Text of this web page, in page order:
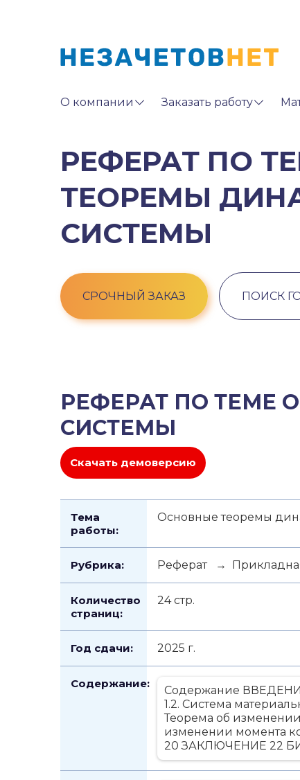
О компании Заказать работу
РЕФЕРАТ ПО
ТЕОРЕМЫ
СИСТЕМЫ
СРОЧНЫЙ ЗАКАЗ ПОИСК
РЕФЕРАТ ПО ТЕМЕ
СИСТЕМЫ
Скачать демоверсию
Тема
работы:
Основные теоремы
Рубрика: Реферат →
Количество
страниц:
24 стр.
Год сдачи: 2025 г.
Содержание:
Содержание
1.2. Система
Теорема об
изменении момента
20 ЗАКЛЮЧЕНИЕ 22